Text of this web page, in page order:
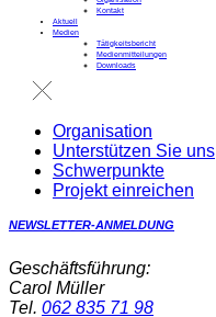
Kontakt
Aktuell
Medien
Tätigkeitsbericht
Medienmitteilungen
Downloads
Organisation
Unterstützen Sie uns
Schwerpunkte
Projekt einreichen
NEWSLETTER-ANMELDUNG
Geschäftsführung:
Carol Müller
Tel. 062 835 71 98